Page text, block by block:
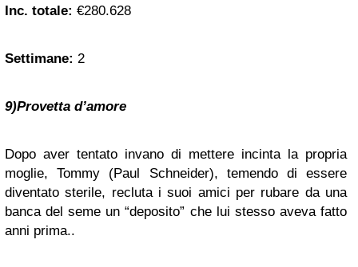
Inc. totale: €280.628
Settimane: 2
9)Provetta d’amore
Dopo aver tentato invano di mettere incinta la propria
moglie, Tommy (Paul Schneider), temendo di essere
diventato sterile, recluta i suoi amici per rubare da una
banca del seme un “deposito” che lui stesso aveva fatto
anni prima..